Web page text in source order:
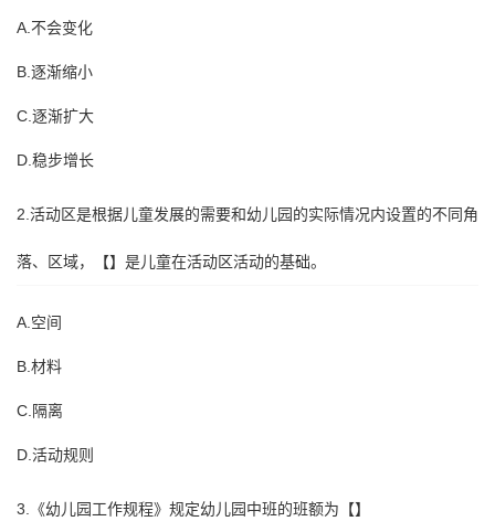
A.不会变化
B.逐渐缩小
C.逐渐扩大
D.稳步增长
2.活动区是根据儿童发展的需要和幼儿园的实际情况内设置的不同角
落、区域，【】是儿童在活动区活动的基础。
A.空间
B.材料
C.隔离
D.活动规则
3.《幼儿园工作规程》规定幼儿园中班的班额为【】